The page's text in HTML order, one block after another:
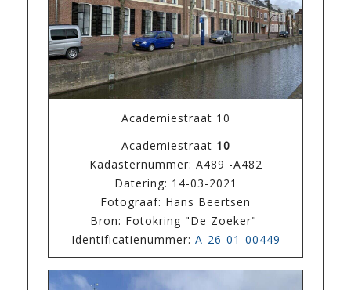
Academiestraat 10
Academiestraat 10
Kadasternummer: A489 -A482
Datering: 14-03-2021
Fotograaf: Hans Beertsen
Bron: Fotokring "De Zoeker"
Identificatienummer: A-26-01-00449